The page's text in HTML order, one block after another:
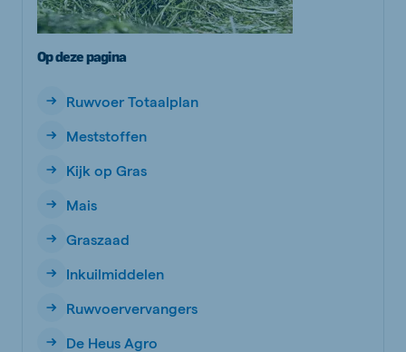
Op deze pagina
Ruwvoer Totaalplan
Meststoffen
Kijk op Gras
Mais
Graszaad
Inkuilmiddelen
Ruwvoervervangers
De Heus Agro